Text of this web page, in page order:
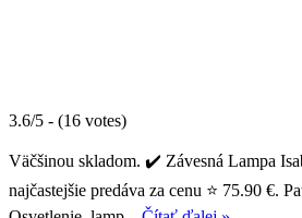
3.6/5 - (16 votes)
Väčšinou skladom. ✔️ Závesná Lampa
najčastejšie predáva za cenu ⭐ 75.90 €.